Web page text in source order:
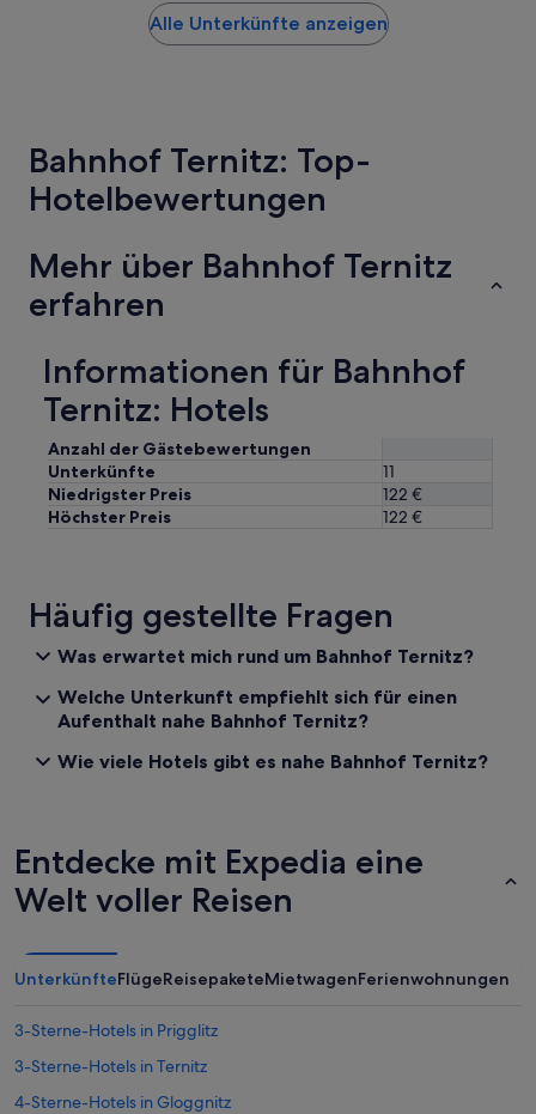
24 Stunden
für
einen
Aufenthalt
1 Übernachtung
von
2 Erwachsenen
Preise
Verfügbarkeiten
ändern.
können
Alle Unterkünfte anzeigen
Bahnhof Ternitz: Top-
Hotelbewertungen
Mehr über Bahnhof Ternitz
erfahren
Informationen für Bahnhof
Ternitz: Hotels
Anzahl der Gästebewertungen
Unterkünfte
11
Niedrigster Preis
122 €
Höchster Preis
122 €
Häufig gestellte Fragen
Was erwartet mich rund um Bahnhof Ternitz?
Welche Unterkunft empfiehlt sich für einen
Aufenthalt nahe Bahnhof Ternitz?
Wie viele Hotels gibt es nahe Bahnhof Ternitz?
Entdecke mit Expedia eine
Welt voller Reisen
UnterkünfteFlügeReisepaketeMietwagenFerienwohnungen
3-Sterne-Hotels in Prigglitz
3-Sterne-Hotels in Ternitz
4-Sterne-Hotels in Gloggnitz